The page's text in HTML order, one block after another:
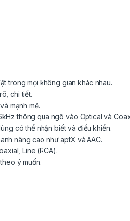
trong mọi không gian khác nhau.
chi tiết.
mạnh mẽ.
thông qua ngõ vào Optical và
có thể nhận biết và điều khiển.
nâng cao như aptX và AAC.
Line (RCA).
ý muốn.